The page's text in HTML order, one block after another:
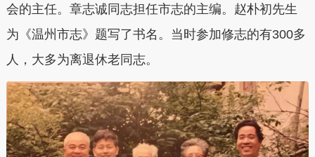
会的主任。章志诚同志担任市志的主编。赵朴初先生
为《温州市志》题写了书名。当时参加修志的有300多
人，大多为离退休老同志。